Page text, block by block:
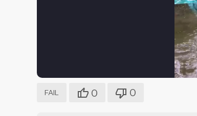
FAIL 0 0